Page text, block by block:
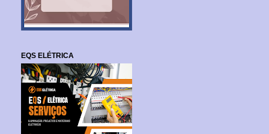
EQS ELÉTRICA